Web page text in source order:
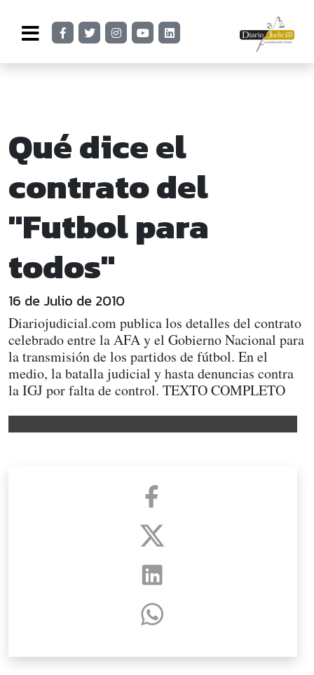
Qué dice el
contrato del
"Futbol para
todos"
16 de Julio de 2010
Diariojudicial.com publica los detalles del contrato
celebrado entre la AFA y el Gobierno Nacional para
la transmisión de los partidos de fútbol. En el
medio, la batalla judicial y hasta denuncias contra
la IGJ por falta de control. TEXTO COMPLETO